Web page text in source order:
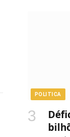
POLITICA